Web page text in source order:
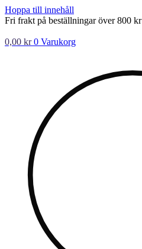
Hoppa till innehåll
Fri frakt på beställningar över 800 kr
0,00 kr 0 Varukorg